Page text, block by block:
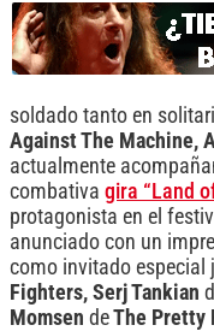
soldado tanto en
Against The Machine,
actualmente
combativa gira “Land
protagonista en el
anunciado con un
como invitado especial
Fighters, Serj Tankian
Momsen deThe Pretty